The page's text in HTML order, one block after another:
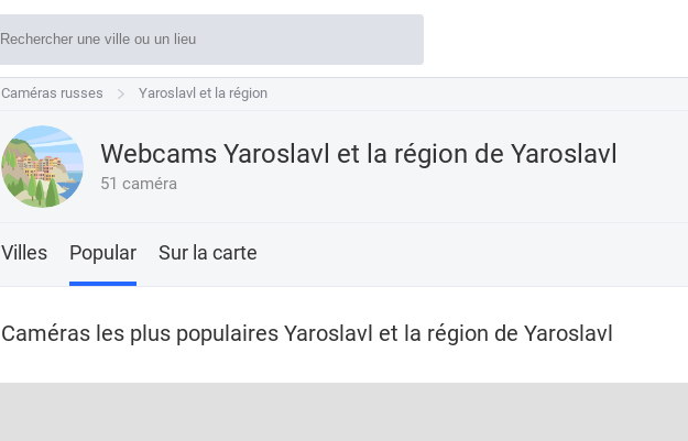
Caméras russes Yaroslavl et la région
Caméras russes Yaroslavl et la région
Webcams Yaroslavl et la région de Yaroslavl
51 caméra
Villes Popular Sur la carte
Caméras les plus populaires Yaroslavl et la région de Yaroslavl